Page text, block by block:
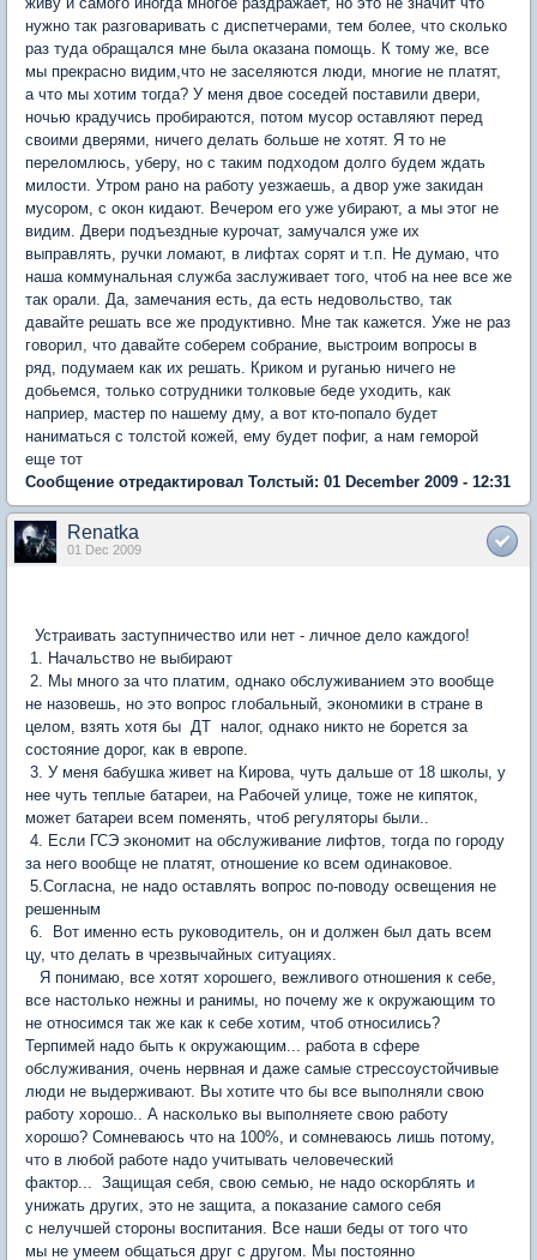
нужно так разговаривать с диспетчерами, тем более, что сколько
раз туда обращался мне была оказана помощь. К тому же, все
мы прекрасно видим,что не заселяются люди, многие не платят,
а что мы хотим тогда? У меня двое соседей поставили двери,
ночью крадучись пробираются, потом мусор оставляют перед
своими дверями, ничего делать больше не хотят. Я то не
переломлюсь, уберу, но с таким подходом долго будем ждать
милости. Утром рано на работу уезжаешь, а двор уже закидан
мусором, с окон кидают. Вечером его уже убирают, а мы этог не
видим. Двери подъездные курочат, замучался уже их
выправлять, ручки ломают, в лифтах сорят и т.п. Не думаю, что
наша коммунальная служба заслуживает того, чтоб на нее все же
так орали. Да, замечания есть, да есть недовольство, так
давайте решать все же продуктивно. Мне так кажется. Уже не раз
говорил, что давайте соберем собрание, выстроим вопросы в
ряд, подумаем как их решать. Криком и руганью ничего не
добьемся, только сотрудники толковые беде уходить, как
наприер, мастер по нашему дму, а вот кто-попало будет
наниматься с толстой кожей, ему будет пофиг, а нам геморой
еще тот
Сообщение отредактировал Толстый: 01 December 2009 - 12:31
Renatka
01 Dec 2009
Устраивать заступничество или нет - личное дело каждого!
1. Начальство не выбирают
2. Мы много за что платим, однако обслуживанием это вообще
не назовешь, но это вопрос глобальный, экономики в стране в
целом, взять хотя бы ДТ налог, однако никто не борется за
состояние дорог, как в европе.
3. У меня бабушка живет на Кирова, чуть дальше от 18 школы, у
нее чуть теплые батареи, на Рабочей улице, тоже не кипяток,
может батареи всем поменять, чтоб регуляторы были..
4. Если ГСЭ экономит на обслуживание лифтов, тогда по городу
за него вообще не платят, отношение ко всем одинаковое.
5.Согласна, не надо оставлять вопрос по-поводу освещения не
решенным
6. Вот именно есть руководитель, он и должен был дать всем
цу, что делать в чрезвычайных ситуациях.
Я понимаю, все хотят хорошего, вежливого отношения к себе,
все настолько нежны и ранимы, но почему же к окружающим то
не относимся так же как к себе хотим, чтоб относились?
Терпимей надо быть к окружающим... работа в сфере
обслуживания, очень нервная и даже самые стрессоустойчивые
люди не выдерживают. Вы хотите что бы все выполняли свою
работу хорошо.. А насколько вы выполняете свою работу
хорошо? Сомневаюсь что на 100%, и сомневаюсь лишь потому,
что в любой работе надо учитывать человеческий
фактор... Защищая себя, свою семью, не надо оскорблять и
унижать других, это не защита, а показание самого себя
с нелучшей стороны воспитания. Все наши беды от того что
мы не умеем общаться друг с другом. Мы постоянно